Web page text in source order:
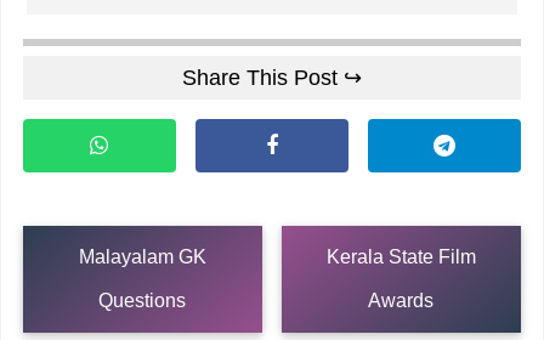
Share This Post ↪
Malayalam GK
Questions
Kerala State Film
Awards